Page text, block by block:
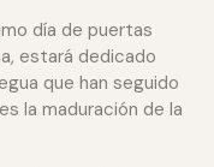
día de puertas
estará dedicado
que han seguido
la maduración de la